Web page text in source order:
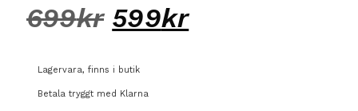
699kr 599kr
Lagervara, finns i butik
Betala tryggt med Klarna